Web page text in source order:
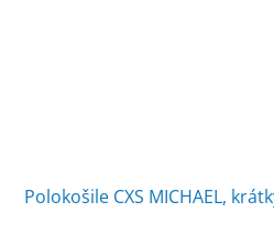
Polokošile CXS MICHAEL,